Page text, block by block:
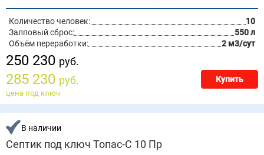
Количество человек:
10
Залповый сброс:
550 л
Объём переработки:
2 м3/сут
250 230 руб.
285 230 руб. Купить
цена под ключ
В наличии
Септик под ключ Топас-С 10 Пр